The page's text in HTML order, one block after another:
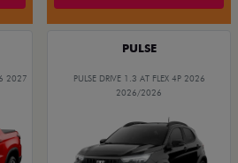
2027
PULSE
PULSE DRIVE 1.3 AT FLEX 4P 2026
2026/2026